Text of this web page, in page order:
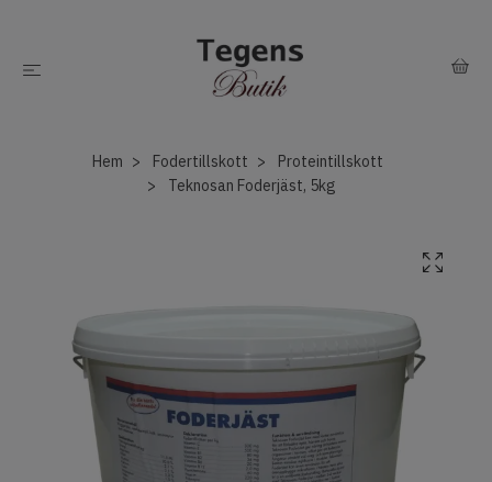
Hem Fodertillskott
Proteintillskott
Teknosan Foderjäst, 5kg